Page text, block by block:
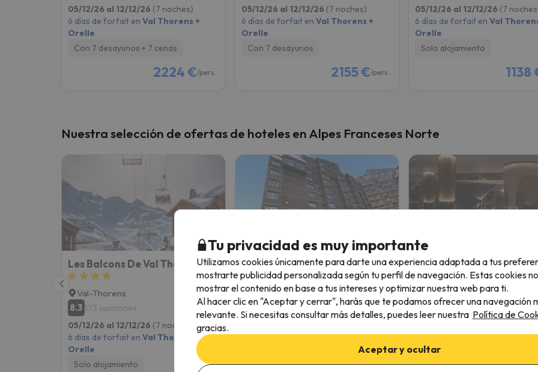
05/12/26 al 12/12/26 (7 noches)
6 días de forfait en Val Thorens +
Orelle
Con 7 desayunos + 7 cenas
2224 €/pers.
05/12/26 al 12/12/26 (7 noches)
6 días de forfait en Val Thorens +
Orelle
Con 7 desayunos
2155 €/pers.
05/12/26 al 12/12/26 (7
6 días de forfait en Val
Orelle
Solo alojamiento
1138
Nuestra selección de ofertas de hoteles en Alpes Franceses Norte
Les Balcons De Val Thorens
Val-Thorens
8.3 173 opiniones
05/12/26 al 12/12/26 (7 noches)
6 días de forfait en Val Thorens +
Orelle
Solo alojamiento
Apartamentos en Val Thorens Alpine Imm
Val-Thorens
8 4 opiniones
6 días de forfait enVal Thorens +
Solo alojamiento
Hotel Koh I Nor
Val-Thorens
7.8 220 opiniones
6 días de forfait enVal
Orelle
Con 7 desayunos
Tu privacidad es muy importante
Utilizamos cookies únicamente para darte una experiencia adaptada a tus
mostrarte publicidad personalizada según tu perfil de navegación. Estas cookies
mostrar el contenido en base a tus intereses y optimizar nuestra web para ti.
Al hacer clic en "Aceptar y cerrar", harás que te podamos ofrecer una navegación
relevante. Si necesitas consultar más detalles, puedes leer nuestra Política de
gracias.
Aceptar y ocultar